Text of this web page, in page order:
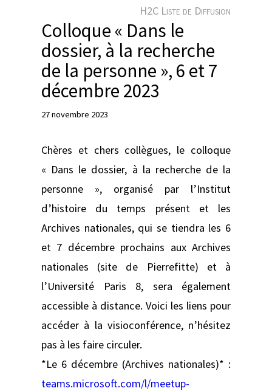
H2C Liste de Diffusion
Colloque « Dans le
dossier, à la recherche
de la personne », 6 et 7
décembre 2023
27 novembre 2023
Chères et chers collègues, le colloque
« Dans le dossier, à la recherche de la
personne », organisé par l’Institut
d’histoire du temps présent et les
Archives nationales, qui se tiendra les 6
et 7 décembre prochains aux Archives
nationales (site de Pierrefitte) et à
l’Université Paris 8, sera également
accessible à distance. Voici les liens pour
accéder à la visioconférence, n’hésitez
pas à les faire circuler.
*Le 6 décembre (Archives nationales)* :
teams.microsoft.com/l/meetup-